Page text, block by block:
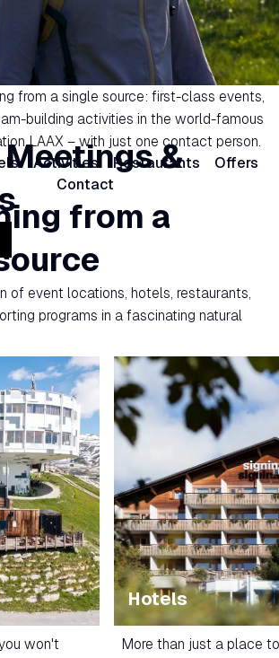
&
from a single source: first-class events,
building activities in the world-famous
LAAX – with just one contact person.
Activities Restaurants
Offers
Contact
from a
of event locations, hotels, restaurants,
programs in a fascinating natural
won't
Hotels
More than just a place